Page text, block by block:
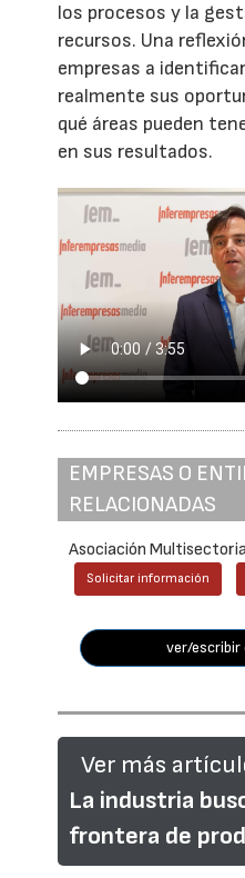
los procesos y la
recursos. Una
empresas a
realmente sus
qué áreas pueden
en sus resultados.
EMPRESAS O
RELACIONADAS
Asociación
Solicitar información
ver/
Ver más
La industria
frontera de